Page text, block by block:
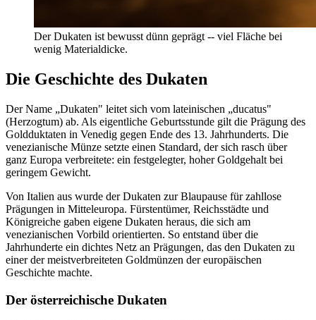
Der Dukaten ist bewusst dünn geprägt -- viel Fläche bei
wenig Materialdicke.
Die Geschichte des Dukaten
Der Name „Dukaten" leitet sich vom lateinischen „ducatus"
(Herzogtum) ab. Als eigentliche Geburtsstunde gilt die Prägung des
Goldduktaten in Venedig gegen Ende des 13. Jahrhunderts. Die
venezianische Münze setzte einen Standard, der sich rasch über
ganz Europa verbreitete: ein festgelegter, hoher Goldgehalt bei
geringem Gewicht.
Von Italien aus wurde der Dukaten zur Blaupause für zahllose
Prägungen in Mitteleuropa. Fürstentümer, Reichsstädte und
Königreiche gaben eigene Dukaten heraus, die sich am
venezianischen Vorbild orientierten. So entstand über die
Jahrhunderte ein dichtes Netz an Prägungen, das den Dukaten zu
einer der meistverbreiteten Goldmünzen der europäischen
Geschichte machte.
Der österreichische Dukaten